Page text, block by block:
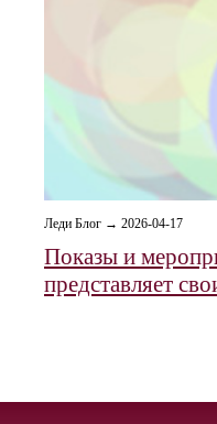
Леди Блог → 2026-04-17
Показы и
представляет